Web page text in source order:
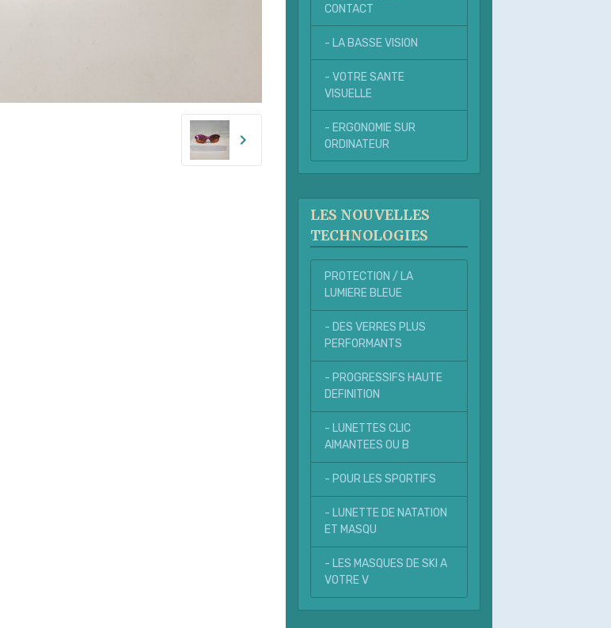
CONTACT
- LA BASSE VISION
- VOTRE SANTE
VISUELLE
- ERGONOMIE SUR
ORDINATEUR
LES NOUVELLES
TECHNOLOGIES
PROTECTION / LA
LUMIERE BLEUE
- DES VERRES PLUS
PERFORMANTS
- PROGRESSIFS HAUTE
DEFINITION
- LUNETTES CLIC
AIMANTEES OU B
- POUR LES SPORTIFS
- LUNETTE DE NATATION
ET MASQU
- LES MASQUES DE SKI A
VOTRE V